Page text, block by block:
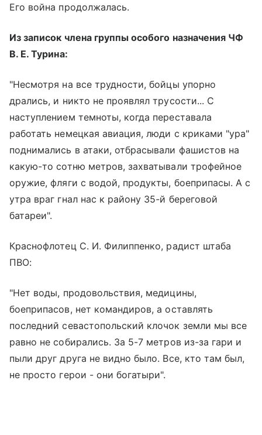
Его война продолжалась.
Из записок члена группы особого назначения ЧФ
В. Е. Турина:
"Несмотря на все трудности, бойцы упорно
дрались, и никто не проявлял трусости... С
наступлением темноты, когда переставала
работать немецкая авиация, люди с криками "ура"
поднимались в атаки, отбрасывали фашистов на
какую-то сотню метров, захватывали трофейное
оружие, фляги с водой, продукты, боеприпасы. А с
утра враг гнал нас к району 35-й береговой
батареи".
Краснофлотец С. И. Филиппенко, радист штаба
ПВО:
"Нет воды, продовольствия, медицины,
боеприпасов, нет командиров, а оставлять
последний севастопольский клочок земли мы все
равно не собирались. За 5-7 метров из-за гари и
пыли друг друга не видно было. Все, кто там был,
не просто герои - они богатыри".